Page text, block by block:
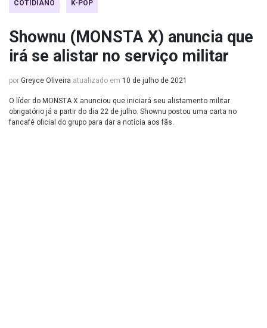
COTIDIANO K-POP
Shownu (MONSTA X) anuncia que
irá se alistar no serviço militar
por Greyce Oliveira atualizado em 10 de julho de 2021
O líder do MONSTA X anunciou que iniciará seu alistamento militar
obrigatório já a partir do dia 22 de julho. Shownu postou uma carta no
fancafé oficial do grupo para dar a notícia aos fãs.